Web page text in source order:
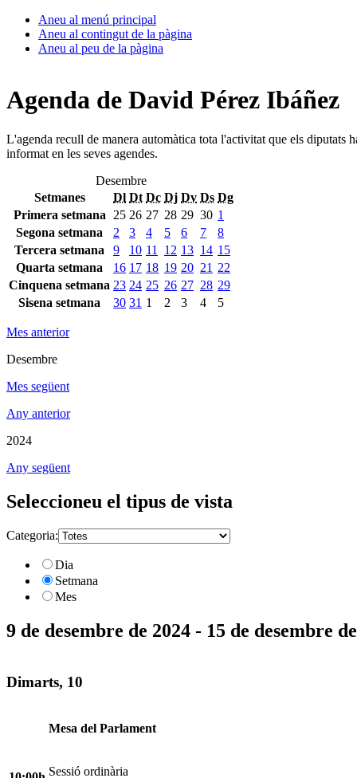
Aneu al menú principal
Aneu al contingut de la pàgina
Aneu al peu de la pàgina
Agenda de David Pérez Ibáñez
L'agenda recull de manera automàtica tota l'activitat que els diputats
informat en les seves agendes.
Desembre
Setmanes
Dl Dt Dc Dj Dv Ds Dg
Primera setmana
25 26 27 28 29 30 1
Segona setmana
2 3 4 5 6 7
8
Tercera setmana
9 10 11 12 13 14 15
Quarta setmana
16 17 18 19 20 21 22
Cinquena setmana 23 24 25 26 27 28 29
Sisena setmana
30 31 1 2 3 4 5
Mes anterior
Desembre
Mes següent
Any anterior
2024
Any següent
Seleccioneu el tipus de vista
Categoria:
Dia
Setmana
Mes
9 de desembre de 2024 - 15 de desembre
Dimarts, 10
Mesa del Parlament
Sessió ordinària